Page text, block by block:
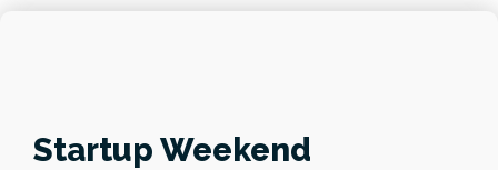
Startup Weekend